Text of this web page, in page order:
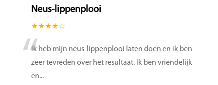
Neus-lippenplooi
★★★★☆
“Ik heb mijn neus-lippenplooi laten doen en ik ben
zeer tevreden over het resultaat. Ik ben vriendelijk
en...